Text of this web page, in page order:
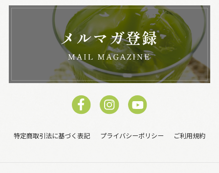
特定商取引法に基づく表記 プライバシーポリシー ご利用規約